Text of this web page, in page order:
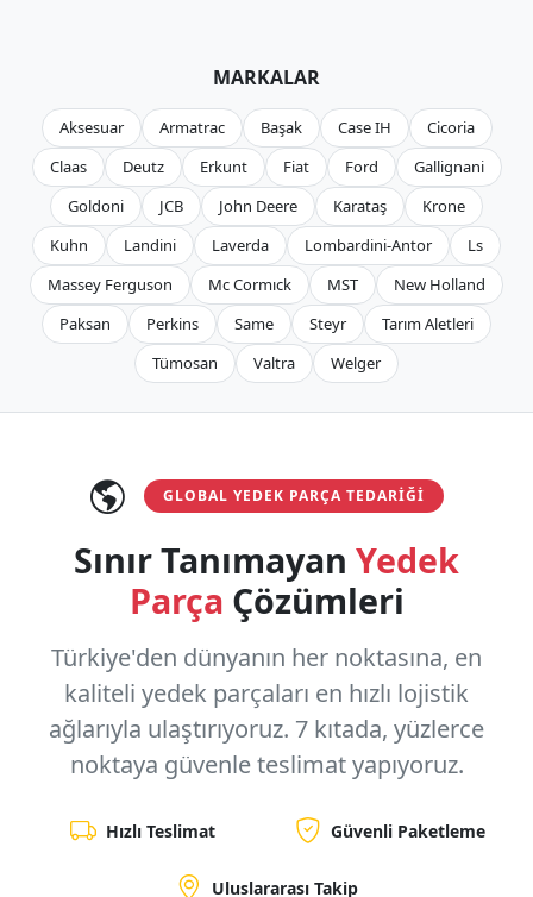
MARKALAR
Aksesuar Armatrac Başak Case IH
Cicoria
Claas
Deutz Erkunt Fiat Ford
Gallignani
Goldoni
JCB John Deere Karataş
Krone
Kuhn
Landini Laverda Lombardini-Antor
Ls
Massey Ferguson
Mc Cormıck MST
New Holland
Paksan
Perkins Same Steyr
Tarım Aletleri
Tümosan
Valtra Welger
GLOBAL YEDEK PARÇA TEDARIĞI
Sınır Tanımayan Yedek
Parça Çözümleri
Türkiye'den dünyanın her noktasına, en
kaliteli yedek parçaları en hızlı lojistik
ağlarıyla ulaştırıyoruz. 7 kıtada, yüzlerce
noktaya güvenle teslimat yapıyoruz.
Hızlı Teslimat Güvenli Paketleme
Uluslararası Takip